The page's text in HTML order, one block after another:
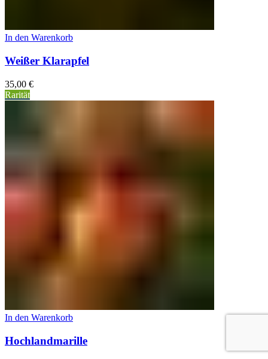
In den Warenkorb
Weißer Klarapfel
35,00 €
Rarität
In den Warenkorb
Hochlandmarille